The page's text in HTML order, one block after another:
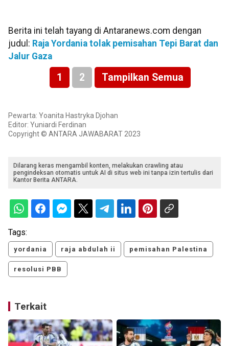
Berita ini telah tayang di Antaranews.com dengan
judul: Raja Yordania tolak pemisahan Tepi Barat dan
Jalur Gaza
1 2 Tampilkan Semua
Pewarta: Yoanita Hastryka Djohan
Editor: Yuniardi Ferdinan
Copyright © ANTARA JAWABARAT 2023
Dilarang keras mengambil konten, melakukan crawling atau
pengindeksan otomatis untuk AI di situs web ini tanpa izin tertulis dari
Kantor Berita ANTARA.
Tags:
yordania raja abdulah ii pemisahan Palestina
resolusi PBB
Terkait